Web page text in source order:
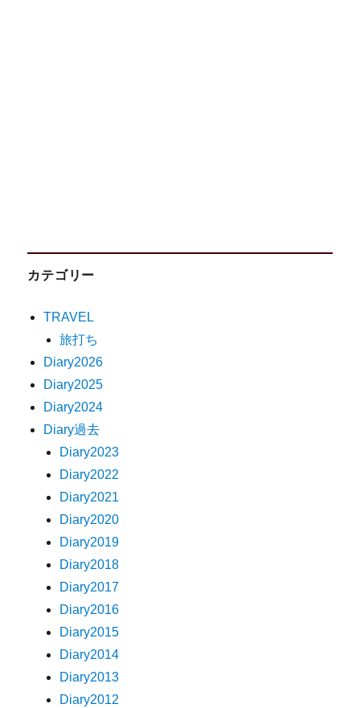
カテゴリー
TRAVEL
旅打ち
Diary2026
Diary2025
Diary2024
Diary過去
Diary2023
Diary2022
Diary2021
Diary2020
Diary2019
Diary2018
Diary2017
Diary2016
Diary2015
Diary2014
Diary2013
Diary2012